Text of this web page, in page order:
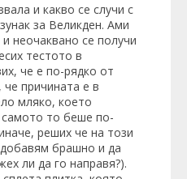
и какво се случи с
за Великден. Ами
неочаквано се получи
тестото в
че е по-рядко от
причината е в
мляко, което
самото то беше по-
реших че на този
брашно и да
ли да го направя?).